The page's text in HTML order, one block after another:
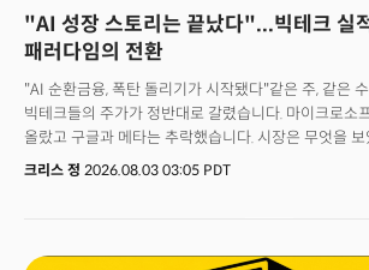
"AI 성장 스토리는 끝났다"...빅테크 실
패러다임의 전환
"AI 순환금융, 폭탄 돌리기가 시작됐다"같은 주, 같은
빅테크들의 주가가 정반대로 갈렸습니다. 마이크로소
올랐고 구글과 메타는 추락했습니다. 시장은 무엇을
느꼈을까요? 가장 극적인 변화를 보여준 것은 마이크로
중요한 차이는 두 기업의 현금흐름과 성장의 속도입
크리스 정 2026.08.03 03:05 PDT